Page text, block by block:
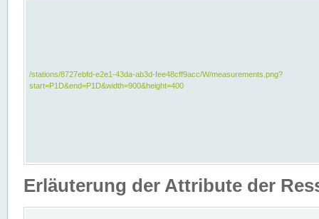
/stations/8727ebfd-e2e1-43da-ab3d-fee48cff9acc/W/measurements.png?
start=P1D&end=P1D&width=900&height=400
Erläuterung der Attribute der